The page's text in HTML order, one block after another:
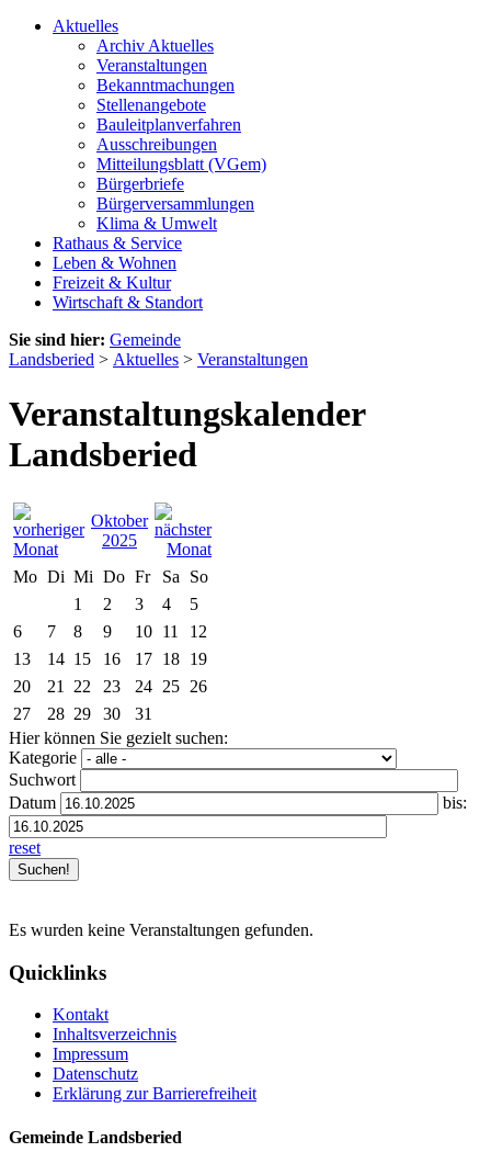
Aktuelles
Archiv Aktuelles
Veranstaltungen
Bekanntmachungen
Stellenangebote
Bauleitplanverfahren
Ausschreibungen
Mitteilungsblatt (VGem)
Bürgerbriefe
Bürgerversammlungen
Klima & Umwelt
Rathaus & Service
Leben & Wohnen
Freizeit & Kultur
Wirtschaft & Standort
Sie sind hier: Gemeinde
Landsberied > Aktuelles > Veranstaltungen
Veranstaltungskalender
Landsberied
Oktober
2025
Mo Di Mi Do Fr Sa
So
1
2 3 4
5
6
7 8 9 10 11
12
13
14 15 16 17 18 19
20
21 22 23 24 25 26
27
28 29 30
31
Hier können Sie gezielt suchen:
Kategorie
Suchwort
Datum
bis:
reset
Es wurden keine Veranstaltungen gefunden.
Quicklinks
Kontakt
Inhaltsverzeichnis
Impressum
Datenschutz
Erklärung zur Barrierefreiheit
Gemeinde Landsberied